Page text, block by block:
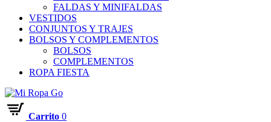
FALDAS Y MINIFALDAS
VESTIDOS
CONJUNTOS Y TRAJES
BOLSOS Y COMPLEMENTOS
BOLSOS
COMPLEMENTOS
ROPA FIESTA
Carrito 0